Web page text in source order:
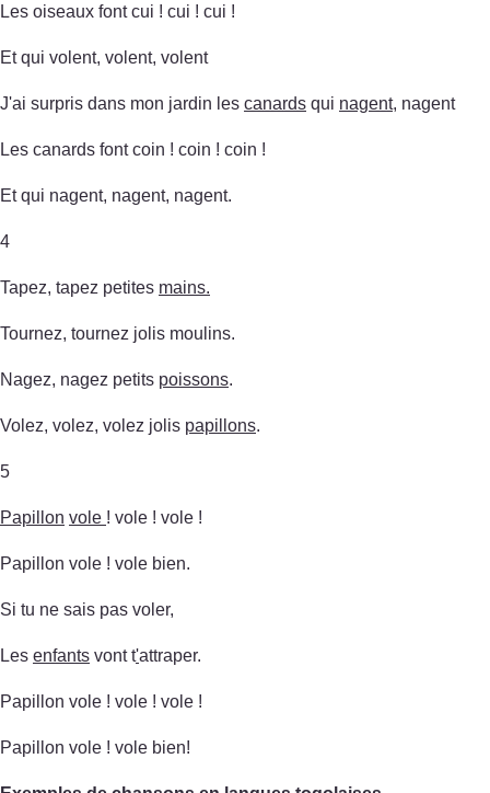
Les oiseaux font cui ! cui ! cui !
Et qui volent, volent, volent
J'ai surpris dans mon jardin les canards qui nagent, nagent
Les canards font coin ! coin ! coin !
Et qui nagent, nagent, nagent.
4
Tapez, tapez petites mains.
Tournez, tournez jolis moulins.
Nagez, nagez petits poissons.
Volez, volez, volez jolis papillons.
5
Papillon vole ! vole ! vole !
Papillon vole ! vole bien.
Si tu ne sais pas voler,
Les enfants vont t'attraper.
Papillon vole ! vole ! vole !
Papillon vole ! vole bien!